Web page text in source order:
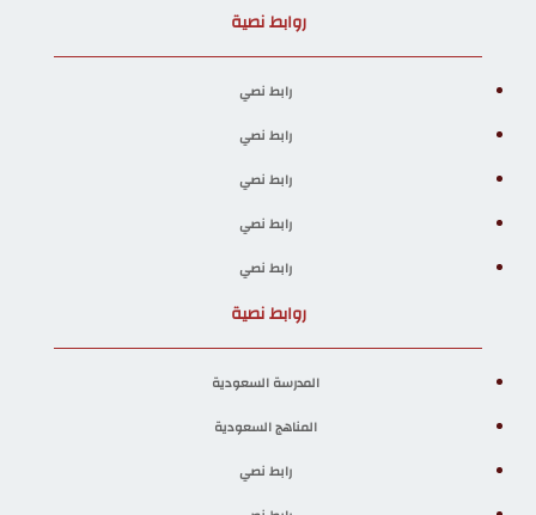
روابط نصية
رابط نصي
رابط نصي
رابط نصي
رابط نصي
رابط نصي
روابط نصية
المدرسة السعودية
المناهج السعودية
رابط نصي